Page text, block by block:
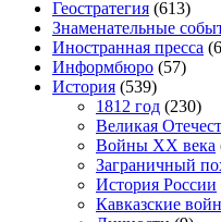
Геостратегия (613)
Знаменательные
Иностранная пресса
Информбюро (57)
История (539)
1812 год (230)
Великая
Войны XX века
Заграничный
История России
Кавказские